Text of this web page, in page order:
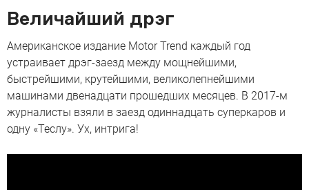
Величайший дрэг
Американское издание Motor Trend каждый год
устраивает дрэг-заезд между мощнейшими,
быстрейшими, крутейшими, великолепнейшими
машинами двенадцати прошедших месяцев. В 2017-м
журналисты взяли в заезд одиннадцать суперкаров и
одну «Теслу». Ух, интрига!